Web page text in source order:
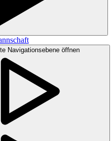
Navigationsebene öffnen